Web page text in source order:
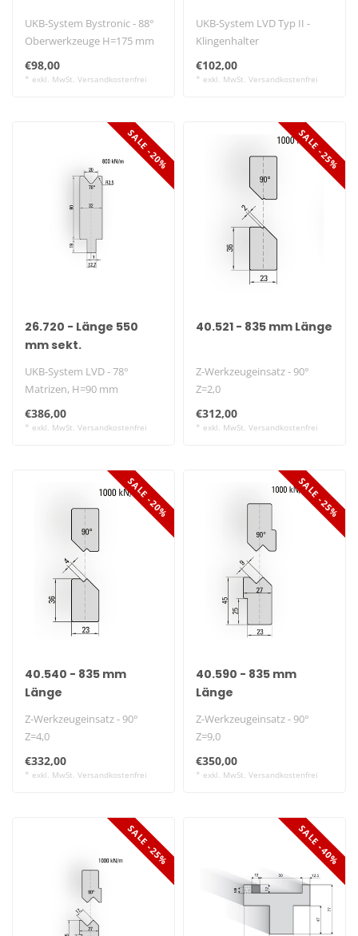
UKB-System Bystronic - 88°
Oberwerkzeuge H=175 mm
-altes Modell-..
€98,00
* exkl. MwSt. Versandkostenfrei
UKB-System LVD Typ II -
Klingenhalter
-altes Modell-
€102,00
* exkl. MwSt. Versandkostenfrei
SALE -20%
26.720 - Länge 550
mm sekt.
UKB-System LVD - 78°
Matrizen, H=90 mm
- Radius umgeschliffen-..
€386,00
* exkl. MwSt. Versandkostenfrei
SALE -25%
40.521 - 835 mm Länge
Z-Werkzeugeinsatz - 90°
Z=2,0
€312,00
* exkl. MwSt. Versandkostenfrei
SALE -20%
40.540 - 835 mm
Länge
Z-Werkzeugeinsatz - 90°
Z=4,0
€332,00
* exkl. MwSt. Versandkostenfrei
SALE -25%
40.590 - 835 mm
Länge
Z-Werkzeugeinsatz - 90°
Z=9,0
€350,00
* exkl. MwSt. Versandkostenfrei
SALE -25% SALE -40%